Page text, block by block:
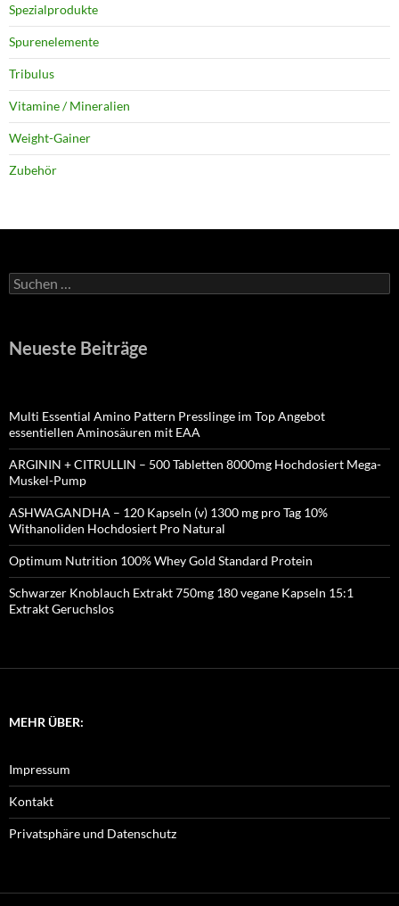
Spezialprodukte
Spurenelemente
Tribulus
Vitamine / Mineralien
Weight-Gainer
Zubehör
Suchen
nach:
Neueste Beiträge
Multi Essential Amino Pattern Presslinge im Top Angebot
essentiellen Aminosäuren mit EAA
ARGININ + CITRULLIN – 500 Tabletten 8000mg Hochdosiert Mega-
Muskel-Pump
ASHWAGANDHA – 120 Kapseln (v) 1300 mg pro Tag 10%
Withanoliden Hochdosiert Pro Natural
Optimum Nutrition 100% Whey Gold Standard Protein
Schwarzer Knoblauch Extrakt 750mg 180 vegane Kapseln 15:1
Extrakt Geruchslos
MEHR ÜBER:
Impressum
Kontakt
Privatsphäre und Datenschutz